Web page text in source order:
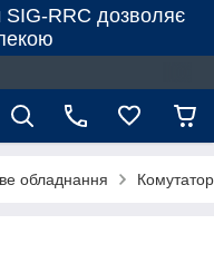
SIG-RRC дозволяє
обладнання